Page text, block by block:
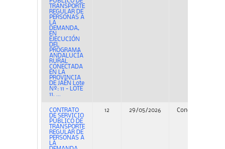
TRANSPORTE
REGULAR DE
PERSONAS A
LA
DEMANDA,
EN
EJECUCIÓN
DEL
PROGRAMA
ANDALUCÍA
RURAL
CONECTADA
EN LA
PROVINCIA
DE JAÉN Lote
Nº: 11 - LOTE
11. ...
CONTRATO
DE SERVICIO
PÚBLICO DE
TRANSPORTE
REGULAR DE
PERSONAS A
LA
12 29/05/2026 Concurso